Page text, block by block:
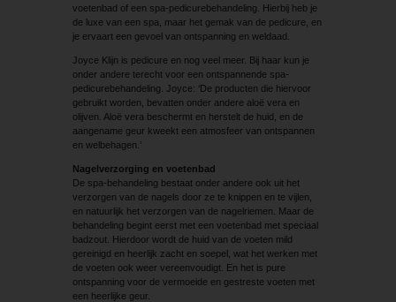
voetenbad of een spa-pedicurebehandeling. Hierbij heb je
de luxe van een spa, maar het gemak van de pedicure, en
je ervaart een gevoel van ontspanning en weldaad.
Joyce Klijn is pedicure en nog veel meer. Bij haar kun je
onder andere terecht voor een ontspannende spa-
pedicurebehandeling. Joyce: ‘De producten die hiervoor
gebruikt worden, bevatten onder andere aloë vera en
olijven. Aloë vera beschermt en herstelt de huid, en de
aangename geur kweekt een atmosfeer van ontspannen
en welbehagen.’
Nagelverzorging en voetenbad
De spa-behandeling bestaat onder andere ook uit het
verzorgen van de nagels door ze te knippen en te vijlen,
en natuurlijk het verzorgen van de nagelriemen. Maar de
behandeling begint eerst met een voetenbad met speciaal
badzout. Hierdoor wordt de huid van de voeten mild
gereinigd en heerlijk zacht en soepel, wat het werken met
de voeten ook weer vereenvoudigt. En het is pure
ontspanning voor de vermoeide en gestreste voeten met
een heerlijke geur.